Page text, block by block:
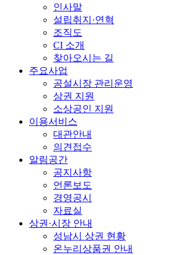
인사말
설립취지·연혁
조직도
CI 소개
찾아오시는 길
주요사업
공설시장 관리운영
상권 지원
소상공인 지원
이용서비스
대관안내
의견접수
알림공간
공지사항
언론보도
경영공시
자료실
상권·시장 안내
성남시 상권 현황
온누리상품권 안내